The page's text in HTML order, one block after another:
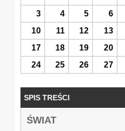
3
4 5 6
10
11 12 13
17
18 19 20
24
25 26 27
SPIS TREŚCI
ŚWIAT